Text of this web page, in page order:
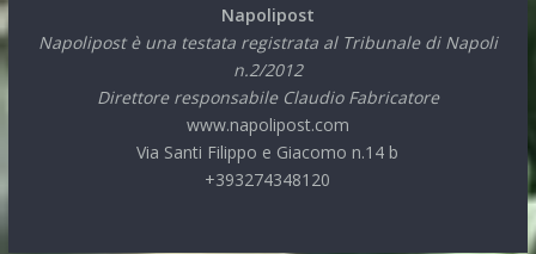
Napolipost
Napolipost è una testata registrata al Tribunale di Napoli
n.2/2012
Direttore responsabile Claudio Fabricatore
www.napolipost.com
Via Santi Filippo e Giacomo n.14 b
+393274348120